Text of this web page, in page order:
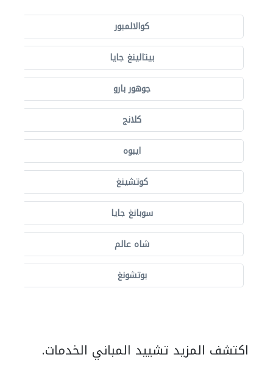
كوالالمبور
بيتالينغ جايا
جوهور بارو
كلانج
ايبوه
كوتشينغ
سوبانغ جايا
شاه عالم
بوتشونغ
اكتشف المزيد تشييد المباني الخدمات.